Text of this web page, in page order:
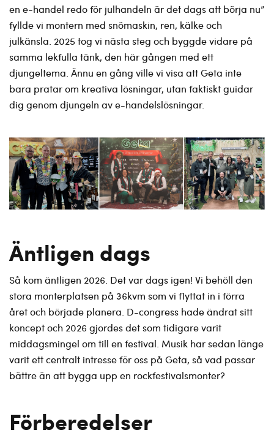
en e-handel redo för julhandeln är det dags att börja nu”
fyllde vi montern med snömaskin, ren, kälke och
julkänsla. 2025 tog vi nästa steg och byggde vidare på
samma lekfulla tänk, den här gången med ett
djungeltema. Ännu en gång ville vi visa att Geta inte
bara pratar om kreativa lösningar, utan faktiskt guidar
dig genom djungeln av e-handelslösningar.
Äntligen dags
Så kom äntligen 2026. Det var dags igen! Vi behöll den
stora monterplatsen på 36kvm som vi flyttat in i förra
året och började planera. D-congress hade ändrat sitt
koncept och 2026 gjordes det som tidigare varit
middagsmingel om till en festival. Musik har sedan länge
varit ett centralt intresse för oss på Geta, så vad passar
bättre än att bygga upp en rockfestivalsmonter?
Förberedelser